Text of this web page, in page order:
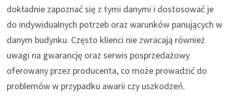
dokładnie zapoznać się z tymi danymi i dostosować je
do indywidualnych potrzeb oraz warunków panujących w
danym budynku. Często klienci nie zwracają również
uwagi na gwarancję oraz serwis posprzedażowy
oferowany przez producenta, co może prowadzić do
problemów w przypadku awarii czy uszkodzeń.